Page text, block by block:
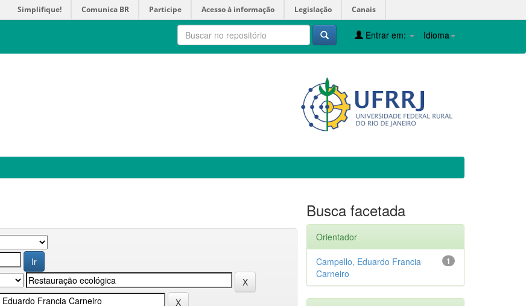
Simplifique! Comunica BR Participe Acesso à informação Legislação Canais
Idioma
Entrar em:
Busca facetada
Orientador
1
Campello, Eduardo Francia
Carneiro